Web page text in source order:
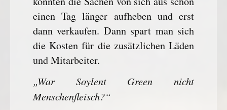
einen Tag länger aufheben und erst
dann verkaufen. Dann spart man sich
die Kosten für die zusätzlichen Läden
und Mitarbeiter.
„War Soylent Green nicht
Menschenfleisch?“